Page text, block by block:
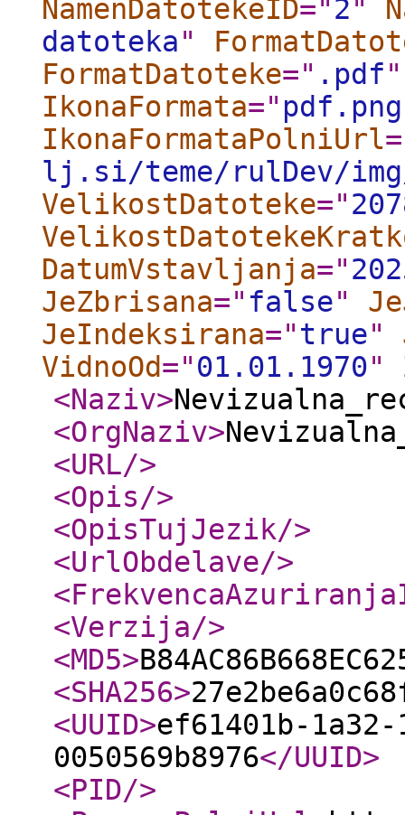
NamenDatotekeID="2"
datoteka"
FormatDatoteke=" .pdf"
IkonaFormata=" pdf.png
IkonaFormataPolniUrl
lj.si/teme/rulDev/
VelikostDatoteke="
DatumVstavljanja="
JeZbrisana=" false"
JeIndeksirana="true"
VidnoOd="01.01.1970"
<Naziv>
<OrgNaziv>
<URL/>
<Opis/>
<OpisTujJezik/>
<UrlObdelave/>
<Verzija/>
<MD5>
<SHA256>
<UUID>ef61401b-
0050569b8976</UUID>
<PID/>